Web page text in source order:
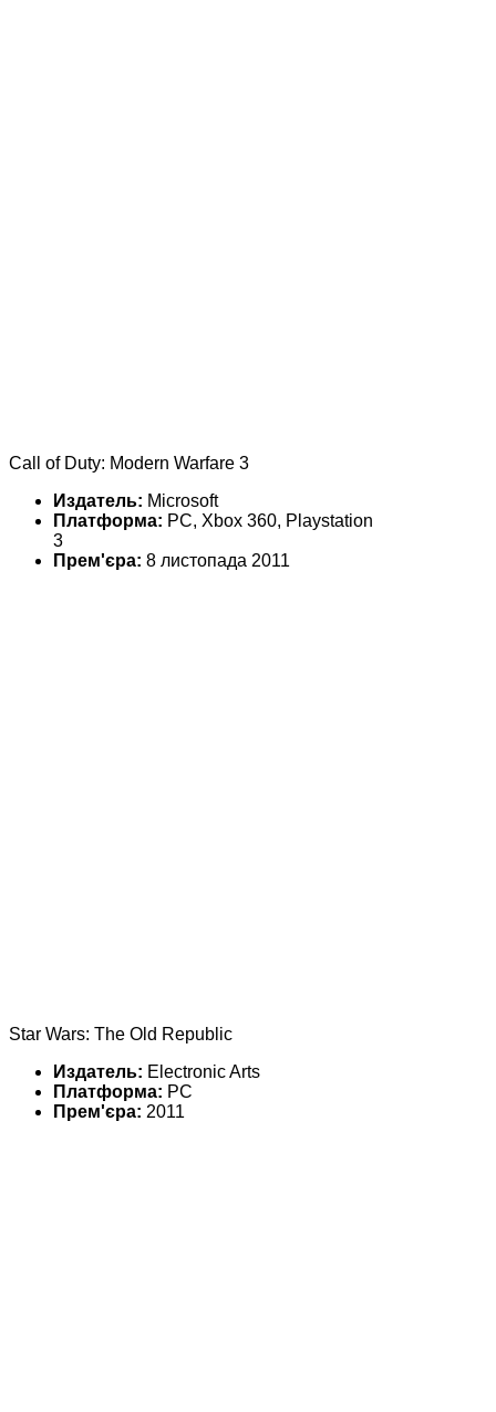
Call of Duty: Modern Warfare 3
Издатель: Microsoft
Платформа: PC, Xbox 360, Playstation
3
Прем'єра: 8 листопада 2011
Star Wars: The Old Republic
Издатель: Electronic Arts
Платформа: PC
Прем'єра: 2011